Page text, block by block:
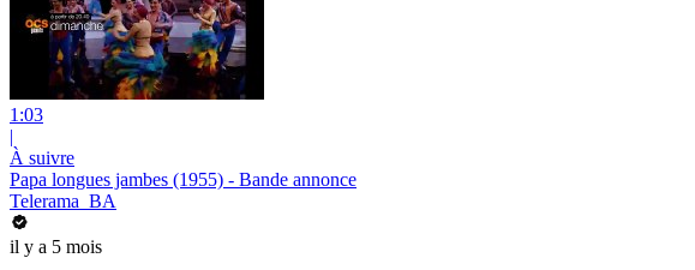
1:03
|
À suivre
Papa longues jambes (1955) - Bande annonce
Telerama_BA
il y a 5 mois